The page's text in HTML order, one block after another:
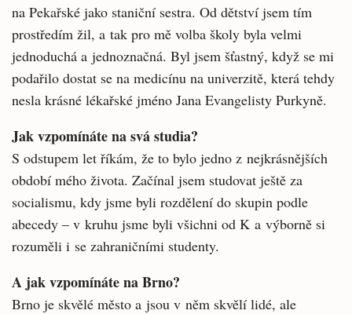
na Pekařské jako staniční sestra. Od dětství jsem tím
prostředím žil, a tak pro mě volba školy byla velmi
jednoduchá a jednoznačná. Byl jsem šťastný, když se mi
podařilo dostat se na medicínu na univerzitě, která tehdy
nesla krásné lékařské jméno Jana Evangelisty Purkyně.
Jak vzpomínáte na svá studia?
S odstupem let říkám, že to bylo jedno z nejkrásnějších
období mého života. Začínal jsem studovat ještě za
socialismu, kdy jsme byli rozdělení do skupin podle
abecedy – v kruhu jsme byli všichni od K a výborně si
rozuměli i se zahraničními studenty.
A jak vzpomínáte na Brno?
Brno je skvělé město a jsou v něm skvělí lidé, ale